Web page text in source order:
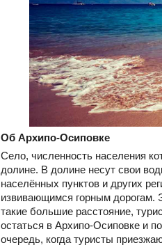
Об Архипо-Осиповке
Село, численность населения
долине. В долине несут свои
населённых пунктов и других
извивающимся горным дорогам.
такие большие расстояние,
остаться в Архипо-Осиповке и
очередь, когда туристы